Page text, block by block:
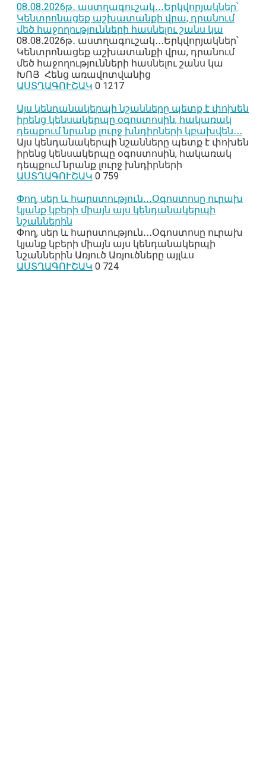
08․08․2026թ․ աստղագուշակ․․․Երկվորյակներ՝
Կենտրոնացեք աշխատանքի վրա, դրանում
մեծ հաջողությունների հասնելու շանս կա
08․08․2026թ․ աստղագուշակ․․․Երկվորյակներ՝
Կենտրոնացեք աշխատանքի վրա, դրանում
մեծ հաջողությունների հասնելու շանս կա
ԽՈՅ Հենց առավոտվանից
ԱՍՏՂԱԳՈՒՇԱԿ 0 1217
Այս կենդանակերպի նշանները պետք է փոխեն
իրենց կենսակերպը օգոստոսին, հակառակ
դեպքում նրանք լուրջ խնդիրների կբախվեն․․․
Այս կենդանակերպի նշանները պետք է փոխեն
իրենց կենսակերպը օգոստոսին, հակառակ
դեպքում նրանք լուրջ խնդիրների
ԱՍՏՂԱԳՈՒՇԱԿ 0 759
Փող, սեր և հարստություն․․․Օգոստոսը ուրախ
կյանք կբերի միայն այս կենդանակերպի
նշաններին
Փող, սեր և հարստություն․․․Օգոստոսը ուրախ
կյանք կբերի միայն այս կենդանակերպի
նշաններին Առյուծ Առյուծները այլևս
ԱՍՏՂԱԳՈՒՇԱԿ 0 724